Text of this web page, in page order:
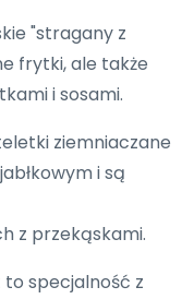
"stragany z
frytki, ale także
i sosami.
ziemniaczane
i są
z przekąskami.
to specjalność z